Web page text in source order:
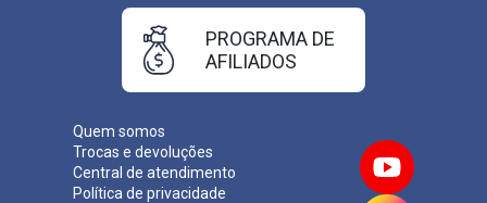
Quem somos
Trocas e devoluções
Central de atendimento
Política de privacidade
PROGRAMA DE
AFILIADOS